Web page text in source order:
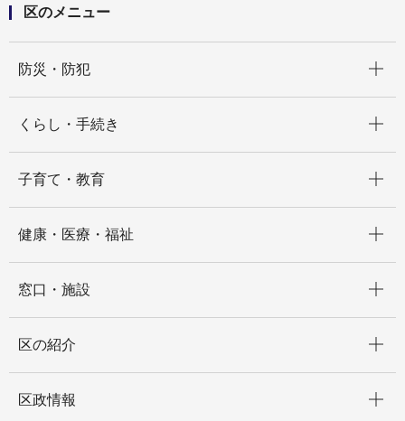
区のメニュー
防災・防犯
くらし・手続き
子育て・教育
健康・医療・福祉
窓口・施設
区の紹介
区政情報